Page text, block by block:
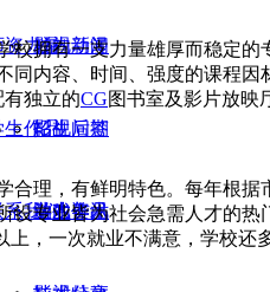
校内新闻
招生问答
业内资讯
影视动漫
影视后期
游戏美术
资力量
生作品
学生作品
系我们
校拥有一支力量雄厚而稳定
同内容、时间、强度的课程
有独立的CG图书室及影片放映
合理，有鲜明特色。每年根据
设专业皆为社会急需人才的热
上，一次就业不满意，学校还